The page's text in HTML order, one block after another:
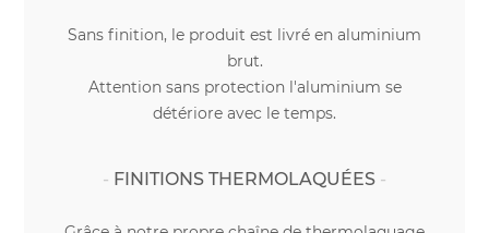
Sans finition, le produit est livré en aluminium
brut.
Attention sans protection l'aluminium se
détériore avec le temps.
FINITIONS THERMOLAQUÉES